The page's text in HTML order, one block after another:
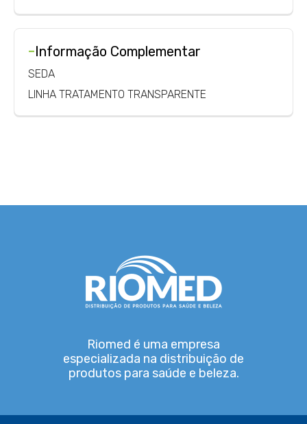
-Informação Complementar
SEDA
LINHA TRATAMENTO TRANSPARENTE
Riomed é uma empresa
especializada na distribuição de
produtos para saúde e beleza.